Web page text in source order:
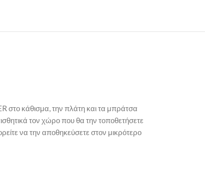
κάθισμα, την πλάτη και τα μπράτσα
τον χώρο που θα την τοποθετήσετε
να την αποθηκεύσετε στον μικρότερο